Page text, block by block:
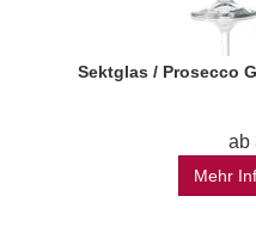
Sektglas / Prosecco
ab
Mehr